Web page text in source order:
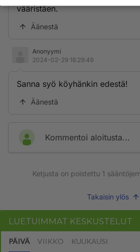
vääristäen.
Äänestä
Anonyymi
2024-02-29 18:29:49
Sanna syö köyhänkin edestä!
Äänestä
Kommentoi aloitusta...
Ketjusta on poistettu 1
Takaisin ylös
LUETUIMMAT KESKUSTELUT
PÄIVÄ VIIKKO KUUKAUSI